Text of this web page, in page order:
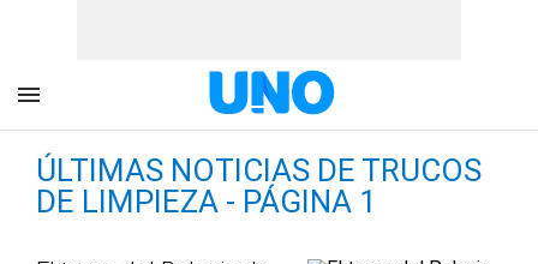
ÚLTIMAS NOTICIAS DE TRUCOS
DE LIMPIEZA - PÁGINA 1